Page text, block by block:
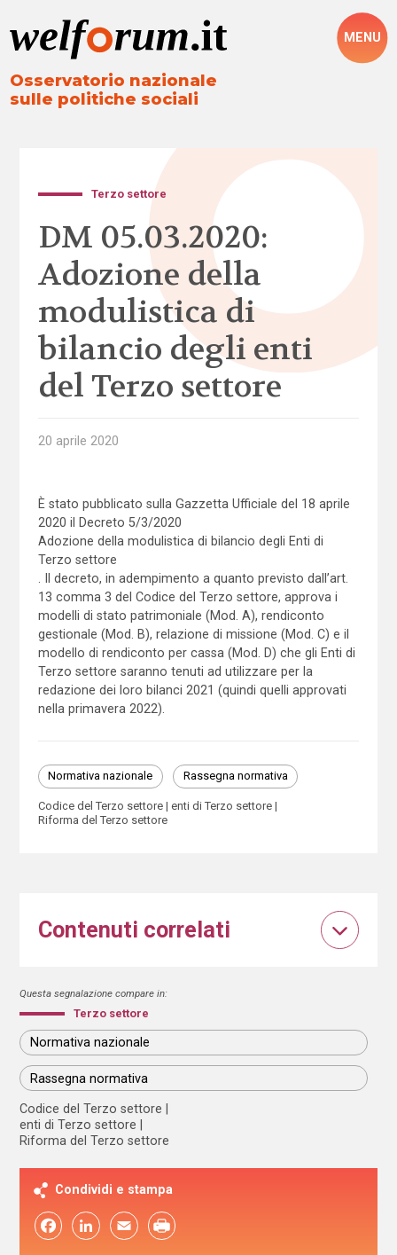
Osservatorio nazionale
sulle politiche sociali
MENU
Terzo settore
DM 05.03.2020:
Adozione della
modulistica di
bilancio degli enti
del Terzo settore
20 aprile 2020
È stato pubblicato sulla Gazzetta Ufficiale del 18 aprile
2020 il Decreto 5/3/2020
Adozione della modulistica di bilancio degli Enti di
Terzo settore
. Il decreto, in adempimento a quanto previsto dall’art.
13 comma 3 del Codice del Terzo settore, approva i
modelli di stato patrimoniale (Mod. A), rendiconto
gestionale (Mod. B), relazione di missione (Mod. C) e il
modello di rendiconto per cassa (Mod. D) che gli Enti di
Terzo settore saranno tenuti ad utilizzare per la
redazione dei loro bilanci 2021 (quindi quelli approvati
nella primavera 2022).
Normativa nazionale Rassegna normativa
Codice del Terzo settore
enti di Terzo settore
Riforma del Terzo settore
Contenuti correlati
Questa segnalazione compare in:
Terzo settore
Normativa nazionale
Rassegna normativa
Codice del Terzo settore
enti di Terzo settore
Riforma del Terzo settore
Condividi e stampa
FacebookLinkedIn Email